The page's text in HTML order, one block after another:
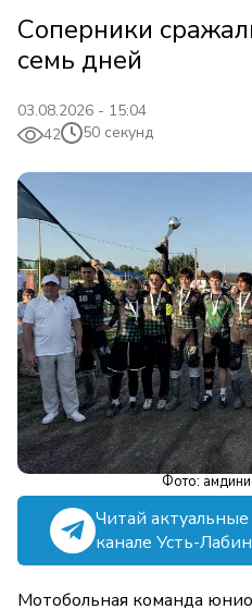
Соперники
семь дней
03.08.2026 - 15:04
42
50 секунд
Фото:
Читай
канале Усть-
Мотобольная команда